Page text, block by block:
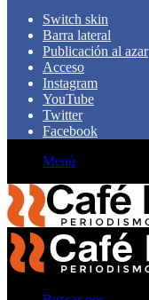
Switch skin
Barra lateral
Publicación al azar
Acceso
Instagram
YouTube
Twitter
Facebook
Menú